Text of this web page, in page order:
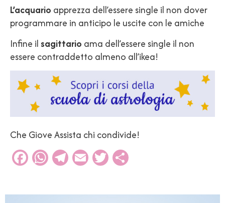
L’acquario apprezza dell’essere single il non dover
programmare in anticipo le uscite con le amiche
Infine il sagittario ama dell’essere single il non
essere contraddetto almeno all’ikea!
Che Giove Assista chi condivide!
Facebook
WhatsApp
Telegram
EmailTwitter